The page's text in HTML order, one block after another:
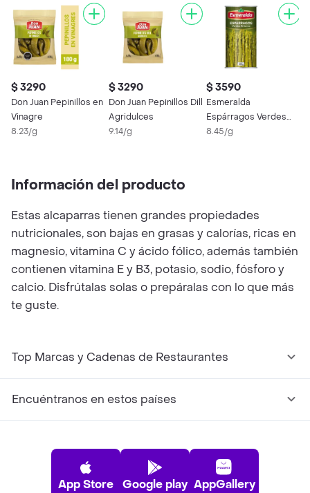
$ 3290
Don Juan Pepinillos en
Vinagre
8.23/g
$ 3290
Don Juan Pepinillos Dill
Agridulces
9.14/g
$ 3590
Esmeralda
Espárragos Verdes
Enteros
8.45/g
Información del producto
Estas alcaparras tienen grandes propiedades
nutricionales, son bajas en grasas y calorías, ricas en
magnesio, vitamina C y ácido fólico, además también
contienen vitamina E y B3, potasio, sodio, fósforo y
calcio. Disfrútalas solas o prepáralas con lo que más
te guste.
Top Marcas y Cadenas de Restaurantes
Encuéntranos en estos países
App Store Google play AppGallery